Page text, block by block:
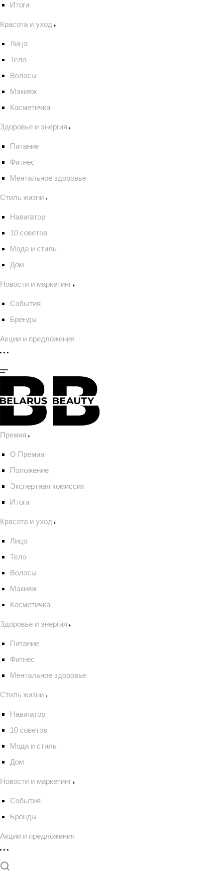
Итоги
Красота и уход
Лицо
Тело
Волосы
Макияж
Косметичка
Здоровье и энергия
Питание
Фитнес
Ментальное здоровье
Стиль жизни
Навигатор
10 советов
Мода и стиль
Дом
Новости и маркетинг
События
Бренды
Акции и предложения
Премия
О Премии
Положение
Экспертная комиссия
Итоги
Красота и уход
Лицо
Тело
Волосы
Макияж
Косметичка
Здоровье и энергия
Питание
Фитнес
Ментальное здоровье
Стиль жизни
Навигатор
10 советов
Мода и стиль
Дом
Новости и маркетинг
События
Бренды
Акции и предложения